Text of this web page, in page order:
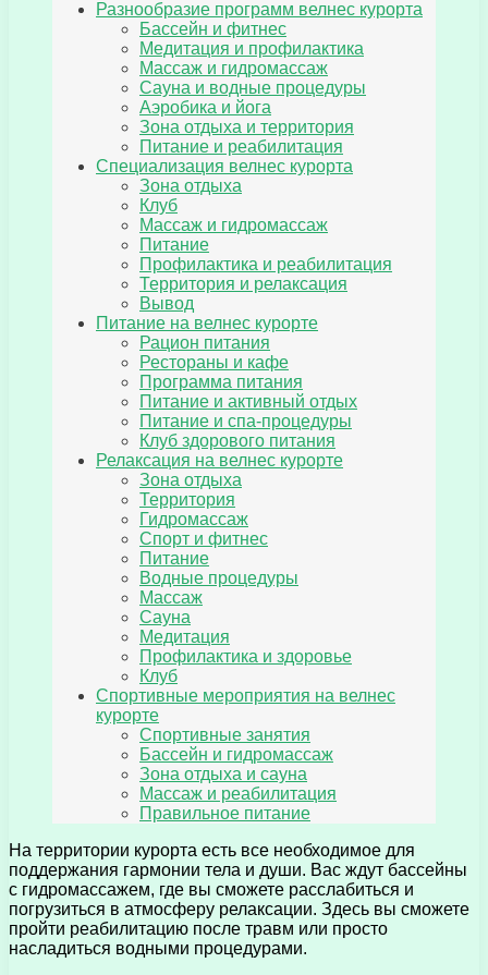
Разнообразие программ велнес курорта
Бассейн и фитнес
Медитация и профилактика
Массаж и гидромассаж
Сауна и водные процедуры
Аэробика и йога
Зона отдыха и территория
Питание и реабилитация
Специализация велнес курорта
Зона отдыха
Клуб
Массаж и гидромассаж
Питание
Профилактика и реабилитация
Территория и релаксация
Вывод
Питание на велнес курорте
Рацион питания
Рестораны и кафе
Программа питания
Питание и активный отдых
Питание и спа-процедуры
Клуб здорового питания
Релаксация на велнес курорте
Зона отдыха
Территория
Гидромассаж
Спорт и фитнес
Питание
Водные процедуры
Массаж
Сауна
Медитация
Профилактика и здоровье
Клуб
Спортивные мероприятия на велнес
курорте
Спортивные занятия
Бассейн и гидромассаж
Зона отдыха и сауна
Массаж и реабилитация
Правильное питание
На территории курорта есть все необходимое для
поддержания гармонии тела и души. Вас ждут бассейны
с гидромассажем, где вы сможете расслабиться и
погрузиться в атмосферу релаксации. Здесь вы сможете
пройти реабилитацию после травм или просто
насладиться водными процедурами.